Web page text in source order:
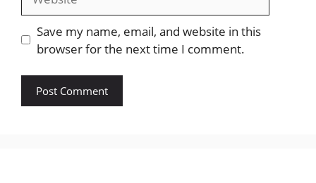
Save my name, email, and website in this
browser for the next time I comment.